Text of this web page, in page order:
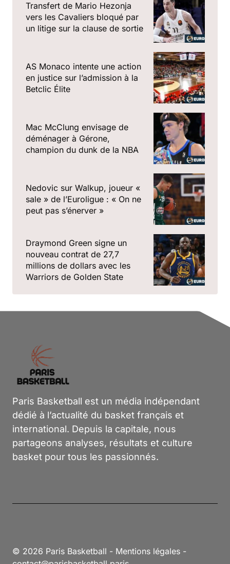
Transfert de Mario Hezonja
vers les Cavaliers bloqué par
un litige sur la clause de sortie
AS Monaco intente une action
en justice sur l’admission à la
Betclic Élite
Mac McClung envisage de
déménager à Gérone,
champion du dunk de la NBA
Nedovic sur Walkup, joueur «
sale » de l’Euroligue : « On ne
peut pas s’énerver »
Draymond Green signe un
nouveau contrat de 27,7
millions de dollars avec les
Warriors de Golden State
Paris Basketball est un média indépendant
dédié à l’actualité du basket français et
international. Depuis la capitale, nous
partageons analyses, résultats et culture
basket pour tous les passionnés.
© 2026 Paris Basketball - Mentions légales -